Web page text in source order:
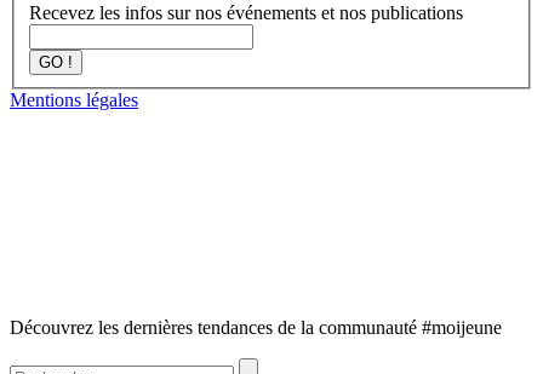
Recevez les infos sur nos événements et nos publications
GO !
Mentions légales
Découvrez les dernières tendances de la communauté #moijeune